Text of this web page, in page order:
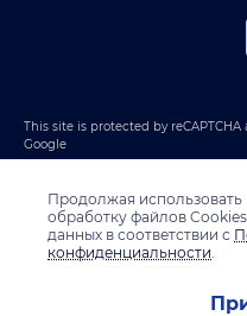
This site is protected by reCAPTCHA
Google
Продолжая использовать
обработку файлов
данных в соответствии с
конфиденциальности.